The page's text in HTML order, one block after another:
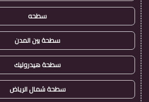
سطحه
سطحة بين المدن
سطحة هيدروليك
سطحة شمال الرياض